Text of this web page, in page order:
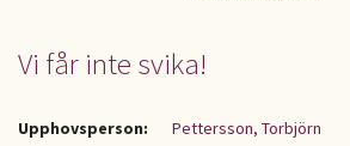
Vi får inte svika!
Upphovsperson:
Pettersson, Torbjörn